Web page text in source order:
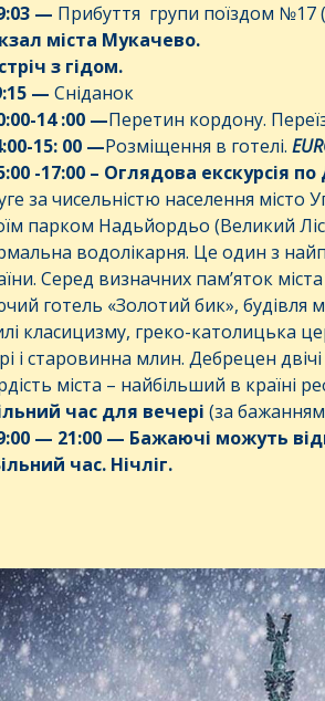
:03 — Прибуття групи поїздом №17
міста Мукачево.
з гідом.
— Сніданок
:00-14:00 —Перетин кордону.
:00-15: 00 —Розміщення в готелі.
:00 -17:00 – Оглядова екскурсія
за чисельністю населення місто
парком Надьйордьо (Великий
водолікарня. Це один з
Серед визначних пам’яток
готель «Золотий бик», будівля
класицизму, греко-католицька
і старовинна млин. Дебрецен
міста – найбільший в країні
час для вечері (за
:00 — 21:00 — Бажаючі можуть
час. Нічліг.